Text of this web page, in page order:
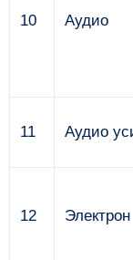
10 Аудио
11 Аудио
12 Электрон